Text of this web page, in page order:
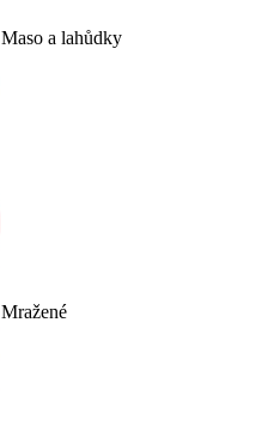
Maso a lahůdky
Mražené